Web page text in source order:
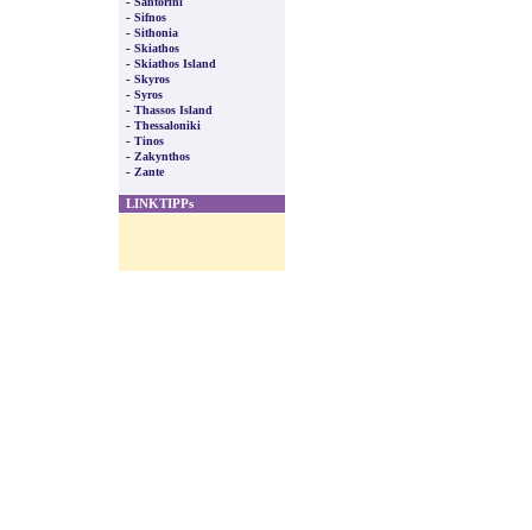
- Sifnos
- Sithonia
- Skiathos
- Skiathos Island
- Skyros
- Syros
- Thassos Island
- Thessaloniki
- Tinos
- Zakynthos
- Zante
LINKTIPPs